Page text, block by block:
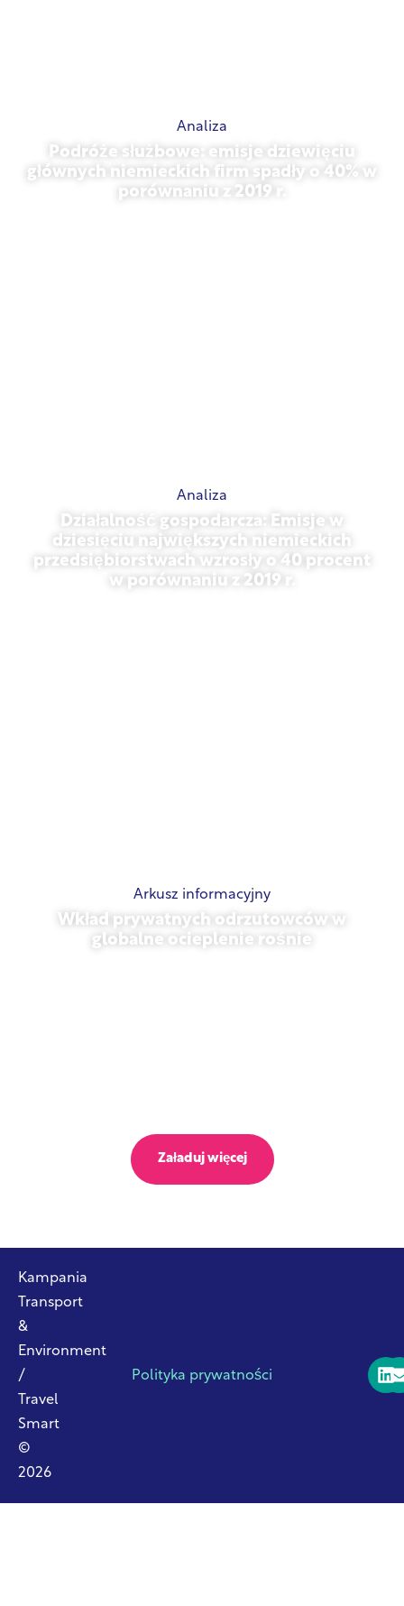
Analiza
Podróże służbowe: emisje dziewięciu
głównych niemieckich firm spadły o 40% w
porównaniu z 2019 r.
Analiza
Działalność gospodarcza: Emisje w
dziesięciu największych niemieckich
przedsiębiorstwach wzrosły o 40 procent
w porównaniu z 2019 r.
Arkusz informacyjny
Wkład prywatnych odrzutowców w
globalne ocieplenie rośnie
Załaduj więcej
Kampania
Transport
&
Environment
/
Travel
Smart
©
2026
Polityka prywatności